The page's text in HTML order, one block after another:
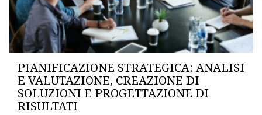
PIANIFICAZIONE STRATEGICA: ANALISI
E VALUTAZIONE, CREAZIONE DI
SOLUZIONI E PROGETTAZIONE DI
RISULTATI